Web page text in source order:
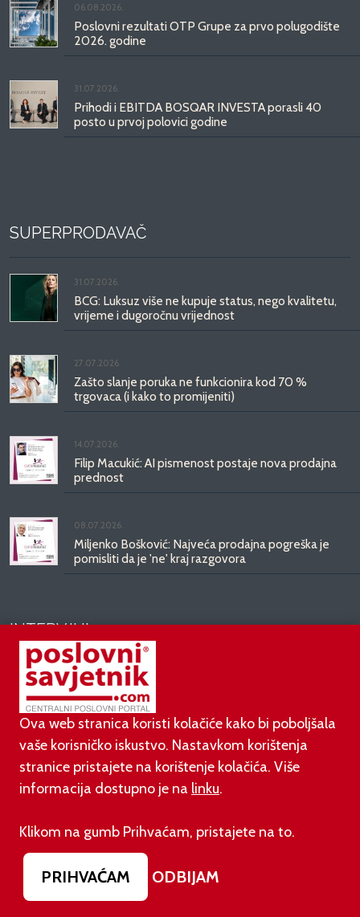
06.08.2026.
Poslovni rezultati OTP Grupe za prvo polugodište
2026. godine
31.07.2026.
Prihodi i EBITDA BOSQAR INVESTA porasli 40
posto u prvoj polovici godine
SUPERPRODAVAČ
31.07.2026.
BCG: Luksuz više ne kupuje status, nego kvalitetu,
vrijeme i dugoročnu vrijednost
27.07.2026.
Zašto slanje poruka ne funkcionira kod 70 %
trgovaca (i kako to promijeniti)
14.07.2026.
Filip Macukić: AI pismenost postaje nova prodajna
prednost
08.07.2026.
Miljenko Bošković: Najveća prodajna pogreška je
pomisliti da je 'ne' kraj razgovora
INTERVJUI
06.08.2026.
Daryl Upsall: Ništa ne može zamijeniti ljudski odnos
između donatora i humanitarnih organizacija
30.07.2026.
Elektrifikacija više nije pitanje klime. Postala je
pitanje ekonomije.
29.07.2026.
Kada odlučiš živjeti svoje snove, a ne tuđa
očekivanja
Ova web stranica koristi kolačiće kako bi poboljšala
vaše korisničko iskustvo. Nastavkom korištenja
stranice pristajete na korištenje kolačića. Više
informacija dostupno je na linku.
Klikom na gumb Prihvaćam, pristajete na to.
PRIHVAĆAM ODBIJAM